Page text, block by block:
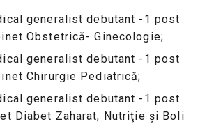
generalist debutant -1 post
Obstetrică- Ginecologie;
generalist debutant -1 post
Chirurgie Pediatrică;
generalist debutant -1 post
Diabet Zaharat, Nutriţie şi Boli